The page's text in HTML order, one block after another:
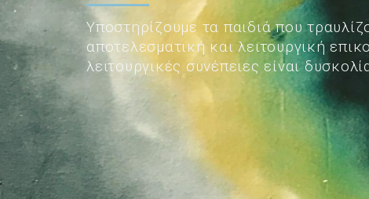
Υποστηρίζουμε τα παιδιά που
αποτελεσματική και λειτουργική
λειτουργικές συνέπειες είναι